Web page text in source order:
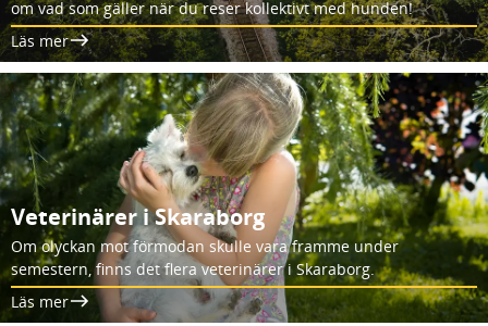
om vad som gäller när du reser kollektivt med hunden!
Läs mer
Veterinärer i Skaraborg
Om olyckan mot förmodan skulle vara framme under
semestern, finns det flera veterinärer i Skaraborg.
Läs mer